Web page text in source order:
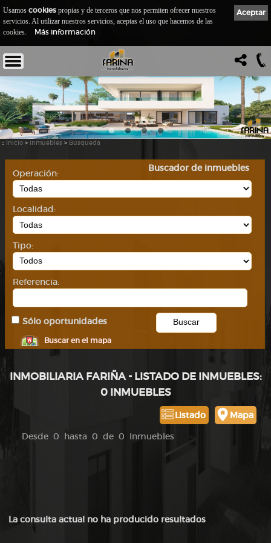
:: Inicio > Inmuebles > Búsqueda
Buscador de inmuebles
Operación:
Localidad:
Tipo:
Referencia:
Sólo oportunidades
Buscar en el mapa
INMOBILIARIA FARIÑA - LISTADO DE INMUEBLES:
0 INMUEBLES
Mapa
Listado
Desde 0 hasta 0 de 0 Inmuebles
La consulta actual no ha producido resultados
Aceptar
Usamos cookies propias y de terceros que nos permiten ofrecer nuestros
servicios. Al utilizar nuestros servicios, aceptas el uso que hacemos de las
cookies.
Más información